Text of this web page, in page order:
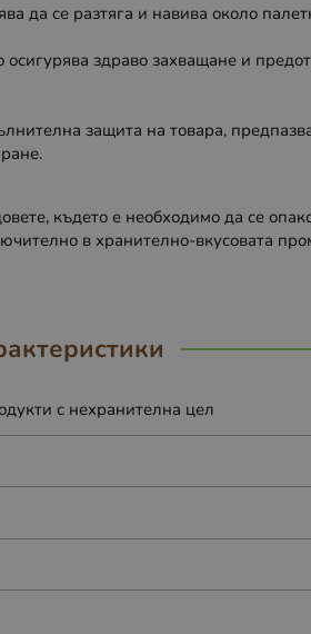
да се разтяга и навива около
здраво захващане и
защита на товара,
където е необходимо да се
в хранително-вкусовата
с нехранителна цел